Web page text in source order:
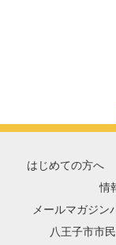
はじめての方へ
情
メールマガジン
八王子市市